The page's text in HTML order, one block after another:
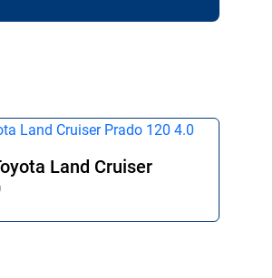
Land Cruiser